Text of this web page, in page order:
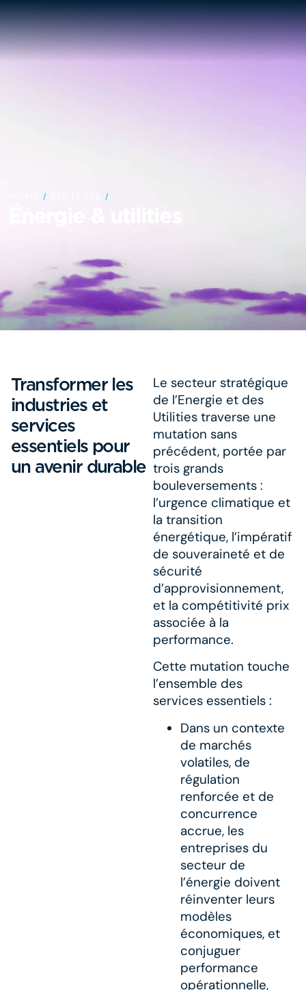
/ /
Transformer les
industries et
services
essentiels pour
un avenir durable
Le secteur stratégique
de l’Energie et des
Utilities traverse une
mutation sans
précédent, portée par
trois grands
bouleversements :
l’urgence climatique et
la transition
énergétique, l’impératif
de souveraineté et de
sécurité
d’approvisionnement,
et la compétitivité prix
associée à la
performance.​
Cette mutation touche
l’ensemble des
services essentiels :​
Dans un contexte
de marchés
volatiles, de
régulation
renforcée et de
concurrence
accrue, les
entreprises du
secteur de
l’énergie doivent
réinventer leurs
modèles
économiques, et
conjuguer
performance
opérationnelle,